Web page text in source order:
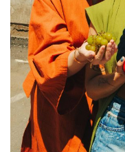
Путешествие по
Александра
21.06.2024